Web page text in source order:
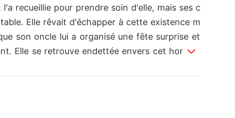
recueillie pour prendre soin d'elle, mais ses c
Elle rêvait d'échapper à cette existence m
son oncle lui a organisé une fête surprise et
Elle se retrouve endettée envers cet homme
à si bon compte, surtout après que ses lèv